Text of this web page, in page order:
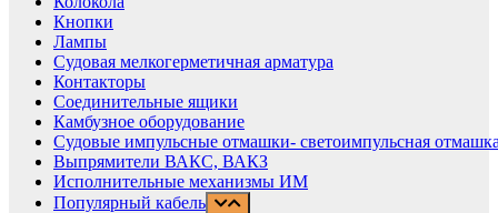
Кнопки
Лампы
Судовая мелкогерметичная арматура
Контакторы
Соединительные ящики
Камбузное оборудование
Судовые импульсные отмашки- светоимпульсная
Выпрямители ВАКС, ВАКЗ
Исполнительные механизмы ИМ
Популярный кабель